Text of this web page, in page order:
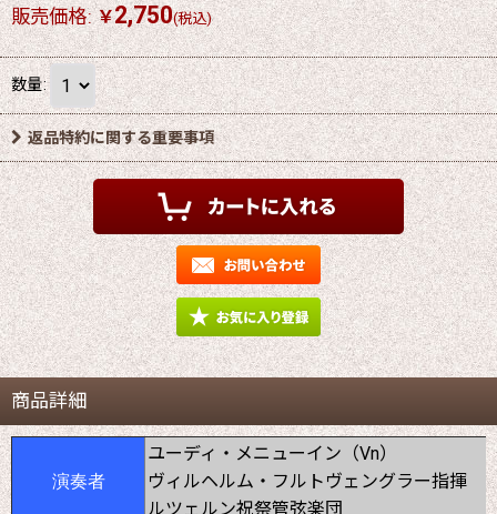
販売価格: ￥2,750(税込)
数量:
返品特約に関する重要事項
商品詳細
演奏者
ユーディ・メニューイン（Vn）
ヴィルヘルム・フルトヴェングラー指揮
ルツェルン祝祭管弦楽団